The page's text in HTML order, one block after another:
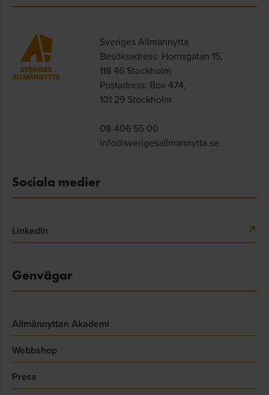
Sveriges Allmännytta
Besöksadress: Hornsgatan 15,
118 46 Stockholm
Postadress: Box 474,
101 29 Stockholm
08-406 55 00
info@sverigesallmannytta.se
Sociala medier
LinkedIn
Genvägar
Allmännyttan Akademi
Webbshop
Press